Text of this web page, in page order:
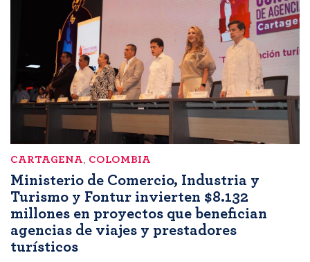
CARTAGENA COLOMBIA
Ministerio de Comercio, Industria y
Turismo y Fontur invierten $8.132
millones en proyectos que benefician
agencias de viajes y prestadores
turísticos